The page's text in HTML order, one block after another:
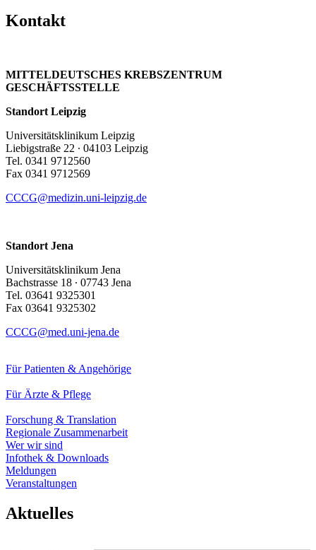
Kontakt
MITTELDEUTSCHES KREBSZENTRUM
GESCHÄFTSSTELLE
Standort Leipzig
Universitätsklinikum Leipzig
Liebigstraße 22 ∙ 04103 Leipzig
Tel. 0341 9712560
Fax 0341 9712569
CCCG@medizin.uni-leipzig.de
Standort Jena
Universitätsklinikum Jena
Bachstrasse 18 ∙ 07743 Jena
Tel. 03641 9325301
Fax 03641 9325302
CCCG@med.uni-jena.de
Für Patienten & Angehörige
Für Ärzte & Pflege
Forschung & Translation
Regionale Zusammenarbeit
Wer wir sind
Infothek & Downloads
Meldungen
Veranstaltungen
Aktuelles